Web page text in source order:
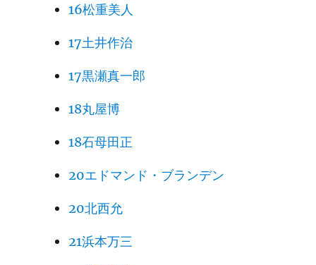
16松重美人
17土井作治
17黒瀬真一郎
18丸屋博
18石母田正
20エドマンド・ブランデン
20北西允
21浜本万三